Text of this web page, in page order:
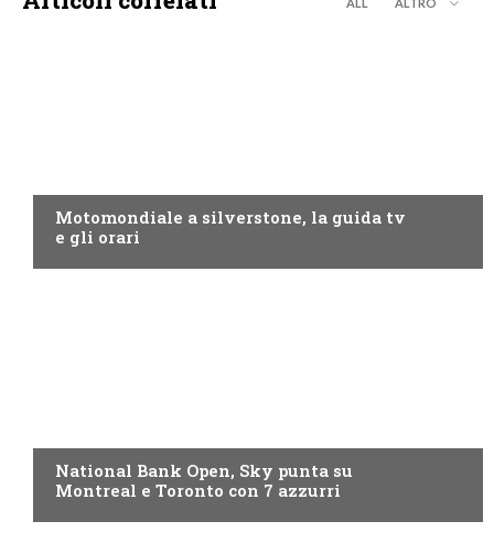
Motomondiale a silverstone, la guida tv
e gli orari
National Bank Open, Sky punta su
Montreal e Toronto con 7 azzurri